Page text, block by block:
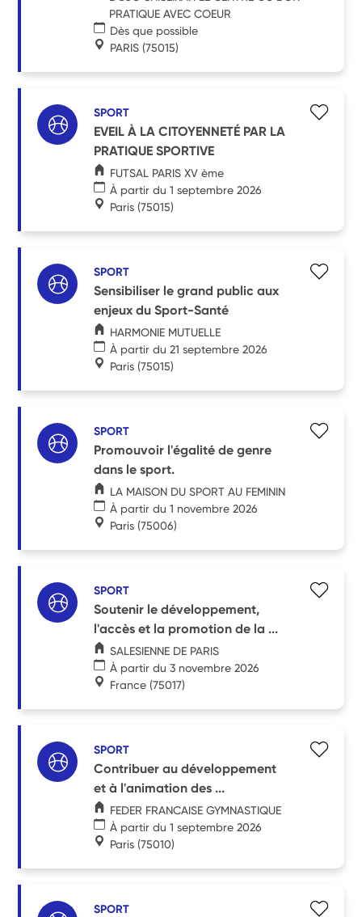
PRATIQUE AVEC COEUR
Dès que possible
PARIS (75015)
SPORT
EVEIL À LA CITOYENNETÉ PAR LA
PRATIQUE SPORTIVE
FUTSAL PARIS XV ème
À partir du 1 septembre 2026
Paris (75015)
SPORT
Sensibiliser le grand public aux
enjeux du Sport-Santé
HARMONIE MUTUELLE
À partir du 21 septembre 2026
Paris (75015)
SPORT
Promouvoir l'égalité de genre
dans le sport.
LA MAISON DU SPORT AU FEMININ
À partir du 1 novembre 2026
Paris (75006)
SPORT
Soutenir le développement,
l'accès et la promotion de la ...
SALESIENNE DE PARIS
À partir du 3 novembre 2026
France (75017)
SPORT
Contribuer au développement
et à l'animation des ...
FEDER FRANCAISE GYMNASTIQUE
À partir du 1 septembre 2026
Paris (75010)
SPORT